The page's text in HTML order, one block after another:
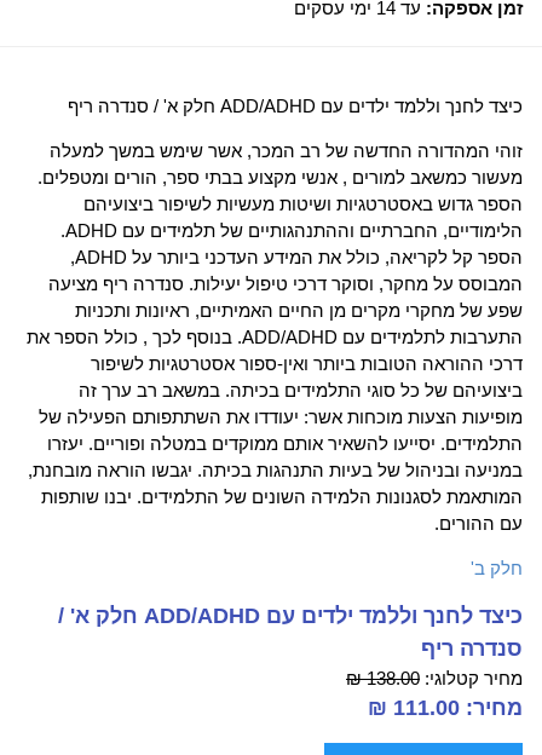
זמן אספקה: עד 14 ימי עסקים
כיצד לחנך וללמד ילדים עם ADD/ADHD חלק א' / סנדרה ריף
זוהי המהדורה החדשה של רב המכר, אשר שימש במשך למעלה
מעשור כמשאב למורים , אנשי מקצוע בבתי ספר, הורים ומטפלים.
הספר גדוש באסטרטגיות ושיטות מעשיות לשיפור ביצועיהם
הלימודיים, החברתיים וההתנהגותיים של תלמידים עם ADHD.
הספר קל לקריאה, כולל את המידע העדכני ביותר על ADHD,
המבוסס על מחקר, וסוקר דרכי טיפול יעילות. סנדרה ריף מציעה
שפע של מחקרי מקרים מן החיים האמיתיים, ראיונות ותכניות
התערבות לתלמידים עם ADD/ADHD. בנוסף לכך , כולל הספר את
דרכי ההוראה הטובות ביותר ואין-ספור אסטרטגיות לשיפור
ביצועיהם של כל סוגי התלמידים בכיתה. במשאב רב ערך זה
מופיעות הצעות מוכחות אשר: יעודדו את השתתפותם הפעילה של
התלמידים. יסייעו להשאיר אותם ממוקדים במטלה ופוריים. יעזרו
במניעה ובניהול של בעיות התנהגות בכיתה. יגבשו הוראה מובחנת,
המותאמת לסגנונות הלמידה השונים של התלמידים. יבנו שותפות
עם ההורים.
חלק ב'
כיצד לחנך וללמד ילדים עם ADD/ADHD חלק א' /
סנדרה ריף
מחיר קטלוגי: 138.00 ₪
מחיר: 111.00 ₪